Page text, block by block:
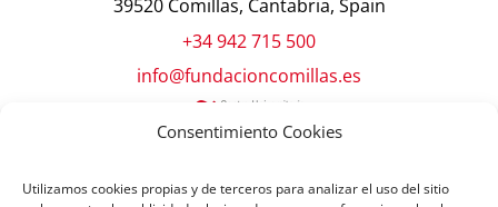
Consentimiento Cookies
Utilizamos cookies propias y de terceros para analizar el uso del sitio
39520 Comillas, Cantabria, Spain
+34 942 715 500
info@fundacioncomillas.es